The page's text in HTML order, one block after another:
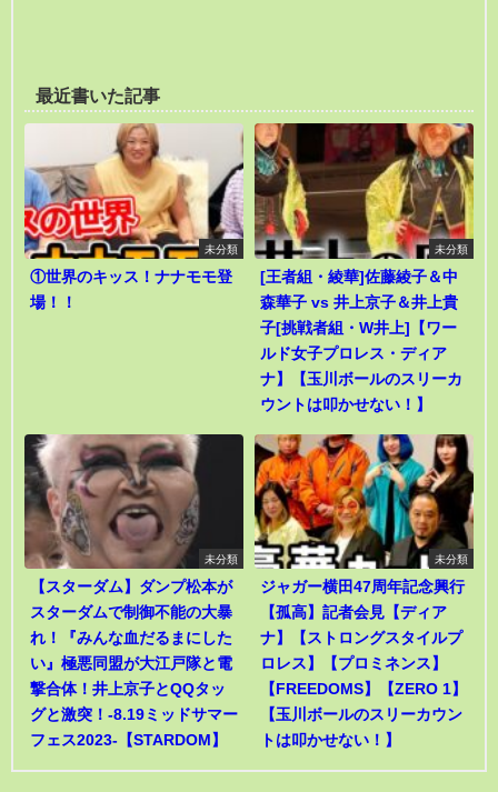
最近書いた記事
未分類
①世界のキッス！ナナモモ登
場！！
未分類
[王者組・綾華]佐藤綾子＆中
森華子 vs 井上京子＆井上貴
子[挑戦者組・W井上]【ワー
ルド女子プロレス・ディア
ナ】【玉川ボールのスリーカ
ウントは叩かせない！】
未分類
【スターダム】ダンプ松本が
スターダムで制御不能の大暴
れ！『みんな血だるまにした
い』極悪同盟が大江戸隊と電
撃合体！井上京子とQQタッ
グと激突！-8.19ミッドサマー
フェス2023-【STARDOM】
未分類
ジャガー横田47周年記念興行
【孤高】記者会見【ディア
ナ】【ストロングスタイルプ
ロレス】【プロミネンス】
【FREEDOMS】【ZERO 1】
【玉川ボールのスリーカウン
トは叩かせない！】